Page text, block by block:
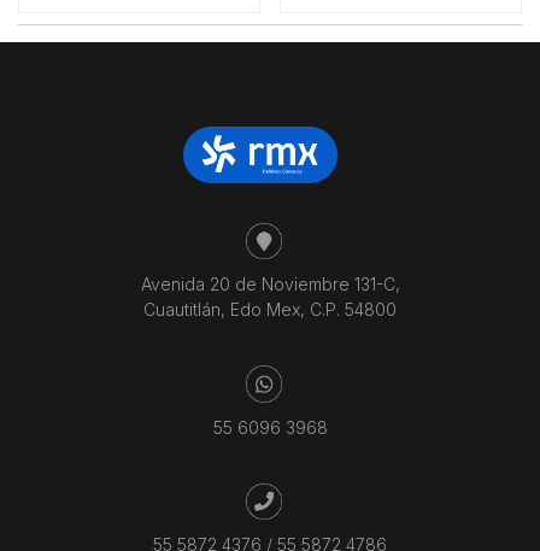
Avenida 20 de Noviembre 131-C,
Cuautitlán, Edo Mex, C.P. 54800
55 6096 3968
55 5872 4376 / 55 5872 4786